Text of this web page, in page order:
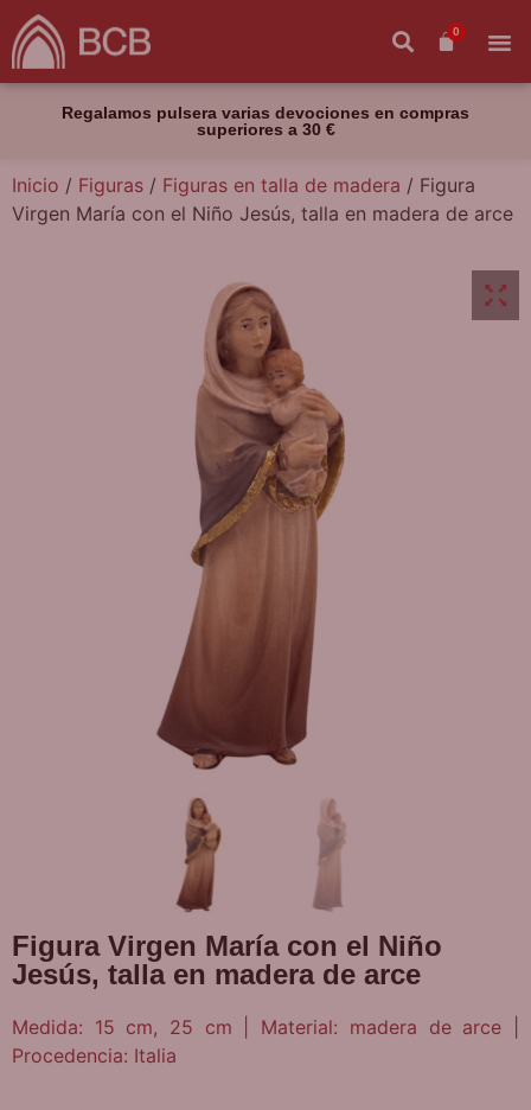
0
Regalamos pulsera varias devociones en compras
superiores a 30 €
Inicio / Figuras / Figuras en talla de madera / Figura
Virgen María con el Niño Jesús, talla en madera de arce
Figura Virgen María con el Niño
Jesús, talla en madera de arce
Medida: 15 cm, 25 cm | Material: madera de arce |
Procedencia: Italia